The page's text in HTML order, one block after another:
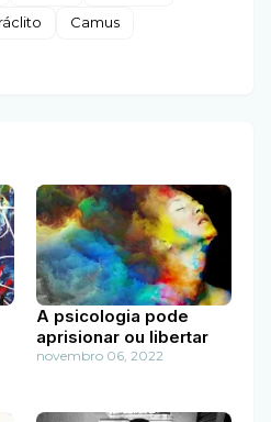
Camus
A psicologia pode
aprisionar ou libertar
novembro 06, 2022